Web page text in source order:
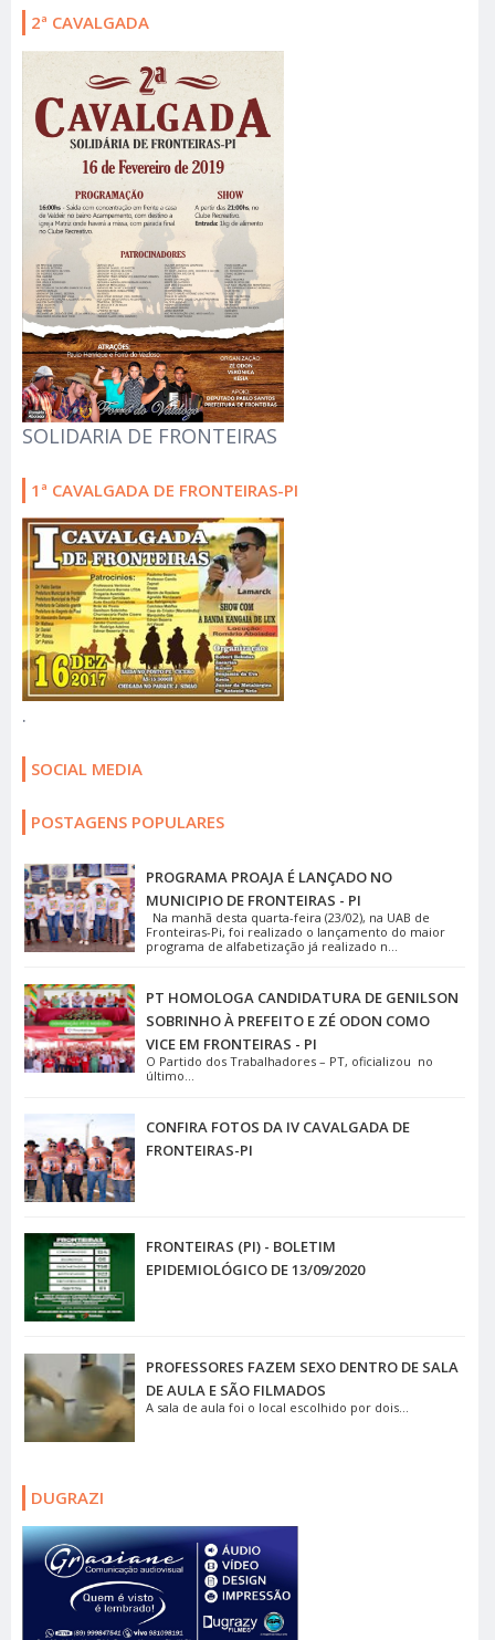
2ª CAVALGADA
SOLIDARIA DE FRONTEIRAS
1ª CAVALGADA DE FRONTEIRAS-PI
.
SOCIAL MEDIA
POSTAGENS POPULARES
PROGRAMA PROAJA É LANÇADO NO
MUNICIPIO DE FRONTEIRAS - PI
Na manhã desta quarta-feira (23/02), na UAB de
Fronteiras-Pi, foi realizado o lançamento do maior
programa de alfabetização já realizado n...
PT HOMOLOGA CANDIDATURA DE GENILSON
SOBRINHO À PREFEITO E ZÉ ODON COMO
VICE EM FRONTEIRAS - PI
O Partido dos Trabalhadores – PT, oficializou no
último...
CONFIRA FOTOS DA IV CAVALGADA DE
FRONTEIRAS-PI
FRONTEIRAS (PI) - BOLETIM
EPIDEMIOLÓGICO DE 13/09/2020
PROFESSORES FAZEM SEXO DENTRO DE SALA
DE AULA E SÃO FILMADOS
A sala de aula foi o local escolhido por dois...
DUGRAZI